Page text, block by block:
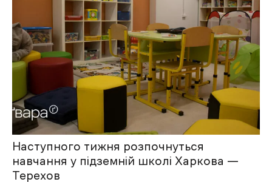
Наступного тижня розпочнуться
навчання у підземній школі Харкова —
Терехов